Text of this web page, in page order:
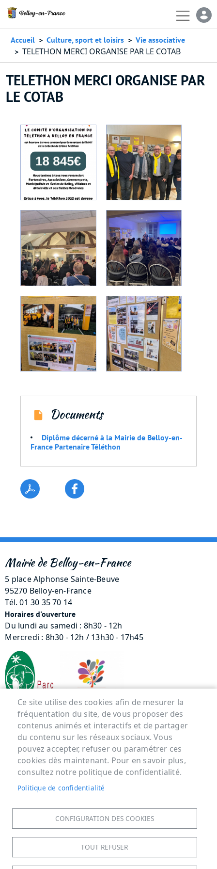
Accueil Culture, sport et loisirs Vie associative
TELETHON MERCI ORGANISE PAR LE COTAB
TELETHON MERCI ORGANISE PAR
LE COTAB
Documents
Diplôme décerné à la Mairie de Belloy-en-
France Partenaire Téléthon
Mairie de Belloy-en-France
5 place Alphonse Sainte-Beuve
95270 Belloy-en-France
Tél. 01 30 35 70 14
Horaires d'ouverture
Du lundi au samedi : 8h30 - 12h
Mercredi : 8h30 - 12h / 13h30 - 17h45
Menu Pied de page
ACCUEIL
MENTIONS LÉGALES
DONNÉES PERSONNELLES
ACCESSIBILITÉ : NON CONFORME
COOKIES
Ce site utilise des cookies afin de mesurer la
fréquentation du site, de vous proposer des
contenus animés et interactifs et de partager
du contenu sur les réseaux sociaux. Vous
pouvez accepter, refuser ou paramétrer ces
cookies dès maintenant. Pour en savoir plus,
consultez notre politique de confidentialité.
Politique de confidentialité
CONFIGURATION DES COOKIES
TOUT REFUSER